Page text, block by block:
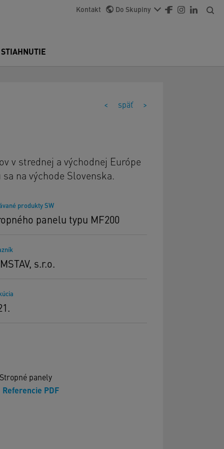
Kontakt Do Skupiny
< späť >
v strednej a východnej Európe
na východe Slovenska.
produkty SW
panelu typu MF200
s.r.o.
panely
Referencie PDF